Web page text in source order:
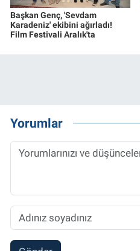
Başkan Genç, 'Sevdam
Karadeniz' ekibini ağırladı!
Film Festivali Aralık'ta
Yorumlar